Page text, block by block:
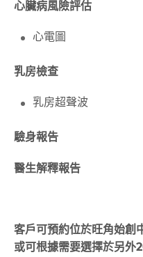
心臟病風險評估
心電圖
乳房檢查
乳房超聲波
驗身報告
醫生解釋報告
客戶可預約位於旺角始創
或可根據需要選擇於另外